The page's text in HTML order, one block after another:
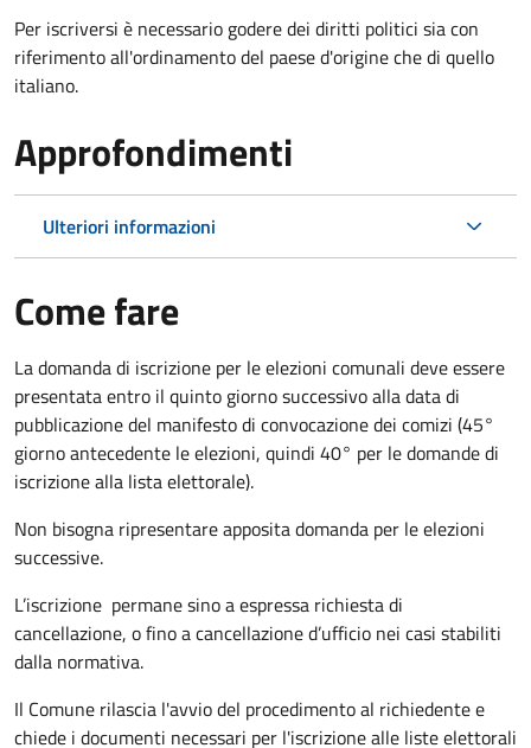
Per iscriversi è necessario godere dei diritti politici sia con
riferimento all'ordinamento del paese d'origine che di quello
italiano.
Approfondimenti
Ulteriori informazioni
Come fare
La domanda di iscrizione per le elezioni comunali deve essere
presentata entro il quinto giorno successivo alla data di
pubblicazione del manifesto di convocazione dei comizi (45°
giorno antecedente le elezioni, quindi 40° per le domande di
iscrizione alla lista elettorale).
Non bisogna ripresentare apposita domanda per le elezioni
successive.
L’iscrizione permane sino a espressa richiesta di
cancellazione, o fino a cancellazione d’ufficio nei casi stabiliti
dalla normativa.
Il Comune rilascia l'avvio del procedimento al richiedente e
chiede i documenti necessari per l'iscrizione alle liste elettorali